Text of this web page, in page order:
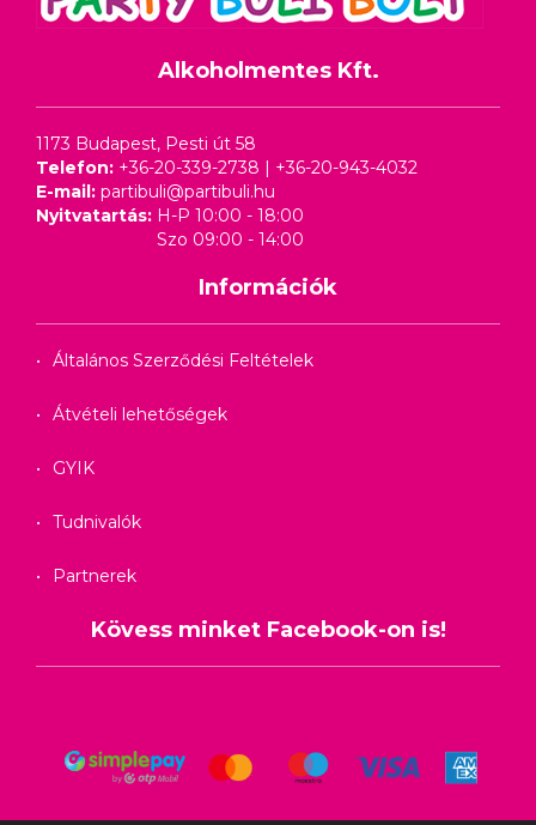
Alkoholmentes Kft.
1173 Budapest, Pesti út 58
Telefon: +36-20-339-2738 | +36-20-943-4032
E-mail: partibuli@partibuli.hu
Nyitvatartás: H-P 10:00 - 18:00
Szo 09:00 - 14:00
Információk
Általános Szerződési Feltételek
Átvételi lehetőségek
GYIK
Tudnivalók
Partnerek
Kövess minket Facebook-on is!